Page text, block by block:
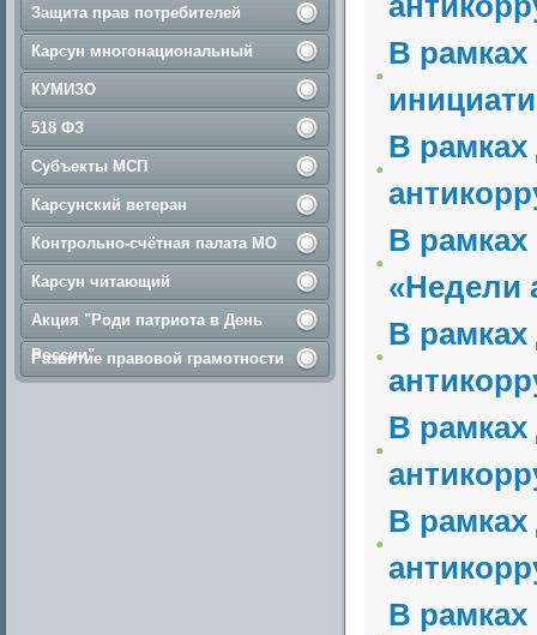
Защита прав потребителей
Карсун многонациональный
КУМИЗО
518 ФЗ
Субъекты МСП
Карсунский ветеран
Контрольно-счётная палата МО
Карсун читающий
Акция "Роди патриота в День
России"
Развитие правовой грамотности
В
В
В рамках
«Недели
В
В
В
В